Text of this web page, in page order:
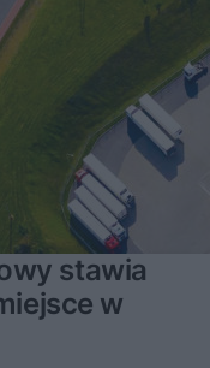
stawia
w